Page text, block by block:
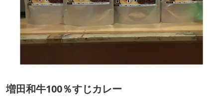
増田和牛100％すじカレー